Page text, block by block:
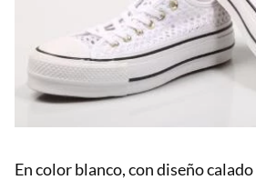
En color blanco, con diseño